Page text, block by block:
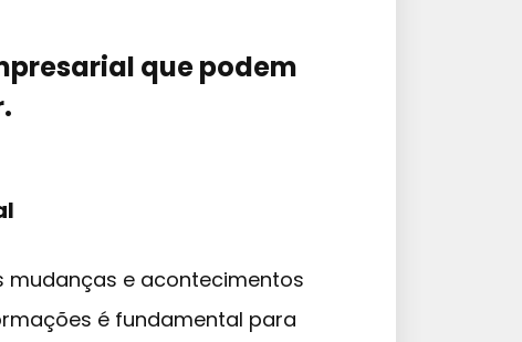
que podem
mudanças e acontecimentos
é fundamental para